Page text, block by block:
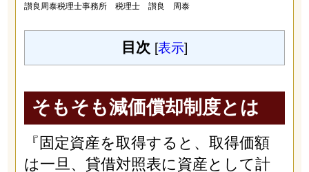
讃良周泰税理士事務所 税理士 讃良 周泰
目次 [表示]
そもそも減価償却制度とは
『固定資産を取得すると、取得価額
は一旦、貸借対照表に資産として計